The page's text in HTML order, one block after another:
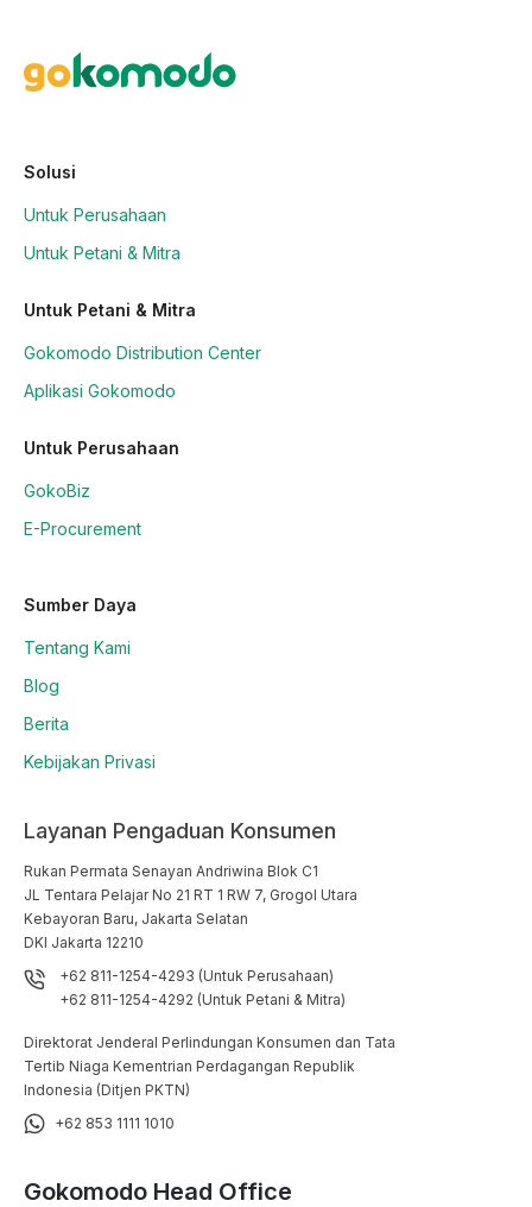
Solusi
Untuk Perusahaan
Untuk Petani & Mitra
Untuk Petani & Mitra
Gokomodo Distribution Center
Aplikasi Gokomodo
Untuk Perusahaan
GokoBiz
E-Procurement
Sumber Daya
Tentang Kami
Blog
Berita
Kebijakan Privasi
Layanan Pengaduan Konsumen
Rukan Permata Senayan Andriwina Blok C1
JL Tentara Pelajar No 21 RT 1 RW 7, Grogol Utara
Kebayoran Baru, Jakarta Selatan
DKI Jakarta 12210
+62 811-1254-4293 (Untuk Perusahaan)
+62 811-1254-4292 (Untuk Petani & Mitra)
Direktorat Jenderal Perlindungan Konsumen dan Tata
Tertib Niaga Kementrian Perdagangan Republik
Indonesia (Ditjen PKTN)
+62 853 1111 1010
Gokomodo Head Office